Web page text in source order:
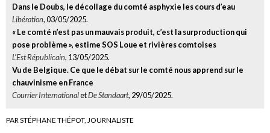
Dans le Doubs, le décollage du comté asphyxie les cours d’eau
Libération, 03/05/2025.
« Le comté n’est pas un mauvais produit, c’est la surproduction qui
pose problème », estime SOS Loue et rivières comtoises
L’Est Républicain, 13/05/2025.
Vu de Belgique. Ce que le débat sur le comté nous apprend sur le
chauvinisme en France
Courrier InternationaletDe Standaart, 29/05/2025.
PAR STÉPHANE THÉPOT, JOURNALISTE